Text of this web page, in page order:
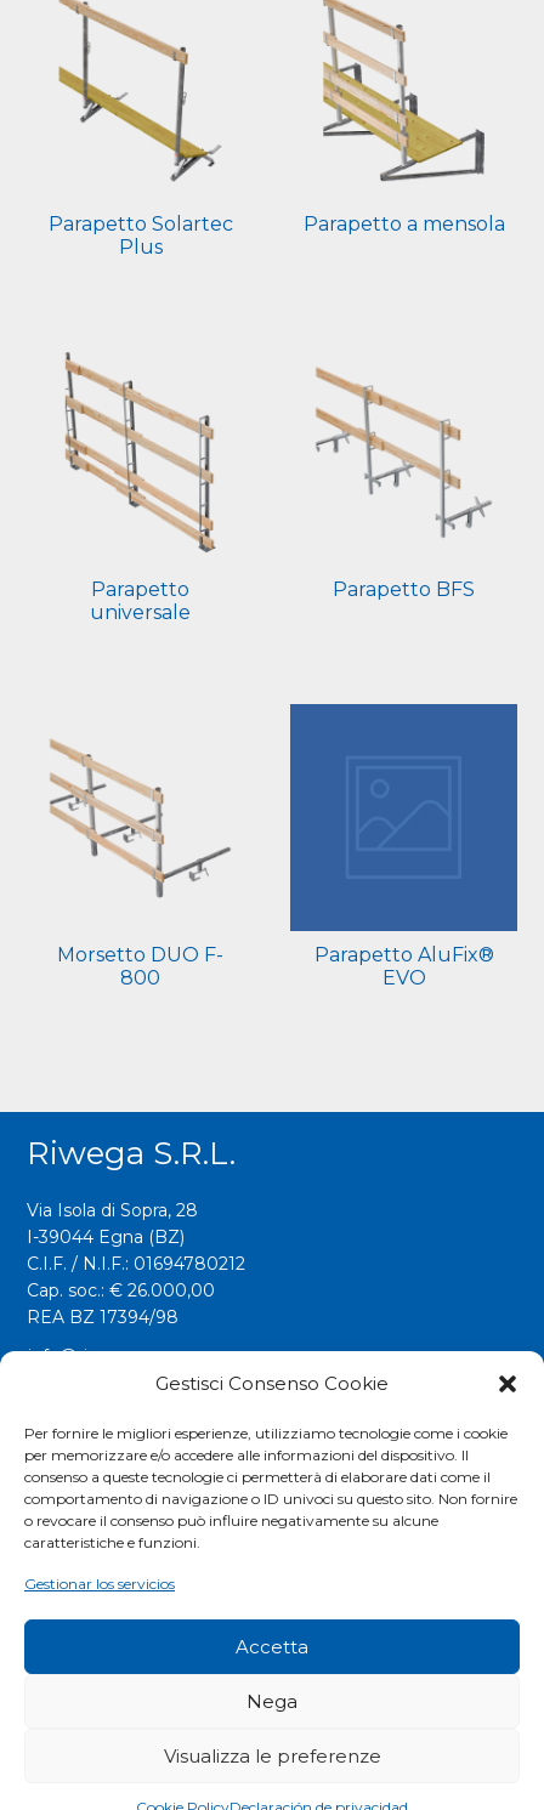
Gestisci Consenso Cookie
Per fornire le migliori esperienze, utilizziamo tecnologie come i cookie
per memorizzare e/o accedere alle informazioni del dispositivo. Il
consenso a queste tecnologie ci permetterà di elaborare dati come il
comportamento di navigazione o ID univoci su questo sito. Non fornire
o revocare il consenso può influire negativamente su alcune
caratteristiche e funzioni.
Gestionar los servicios
Accetta
Nega
Visualizza le preferenze
Parapetto Solartec
Plus
Parapetto a mensola
Parapetto
universale
Parapetto BFS
Morsetto DUO F-
800
Parapetto AluFix®
EVO
Riwega S.r.l.
Via Isola di Sopra, 28
I-39044 Egna (BZ)
C.I.F. / N.I.F.: 01694780212
Cap. soc.: € 26.000,00
REA BZ 17394/98
info@riwega.com
riwega@legalmail.it
Fax. +39 0471 827555
Social
PRIVACY POLICY